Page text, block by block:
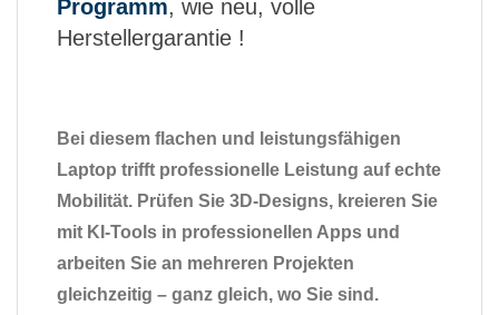
Programm, wie neu, volle
Herstellergarantie !
Bei diesem flachen und leistungsfähigen
Laptop trifft professionelle Leistung auf echte
Mobilität. Prüfen Sie 3D-Designs, kreieren Sie
mit KI-Tools in professionellen Apps und
arbeiten Sie an mehreren Projekten
gleichzeitig – ganz gleich, wo Sie sind.